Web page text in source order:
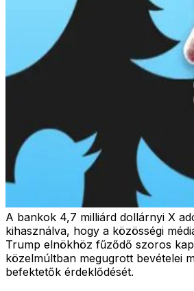
A bankok 4,7 milliárd dollárnyi X
kihasználva, hogy a közösségi
Trump elnökhöz fűződő szoros
közelmúltban megugrott bevételei
befektetők érdeklődését.